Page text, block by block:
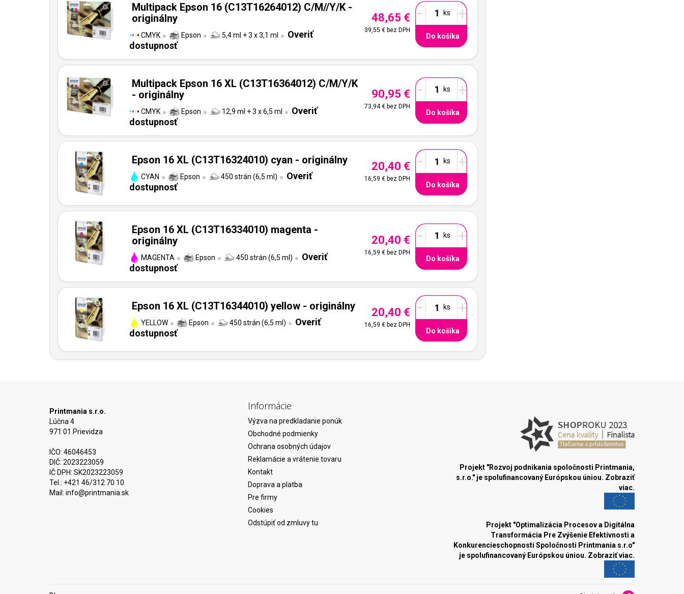
Multipack Epson 16 (C13T16264012) C/M//Y/K -
originálny
CMYK Epson 5,4 ml + 3 x 3,1 ml
Overiť
dostupnosť
48,65 €
39,55 €bez DPH
- +
Do košíka
Multipack Epson 16 XL (C13T16364012) C/M/Y/K
- originálny
CMYK Epson 12,9 ml + 3 x 6,5 ml
Overiť
dostupnosť
90,95 €
73,94 €bez DPH
- +
Do košíka
Epson 16 XL (C13T16324010) cyan - originálny
CYAN Epson 450 strán (6,5 ml)
Overiť
dostupnosť
20,40 €
16,59 €bez DPH
- +
Do košíka
Epson 16 XL (C13T16334010) magenta -
originálny
MAGENTA Epson 450 strán (6,5 ml)
Overiť
dostupnosť
20,40 €
16,59 €bez DPH
- +
Do košíka
Epson 16 XL (C13T16344010) yellow - originálny
YELLOW Epson 450 strán (6,5 ml)
Overiť
dostupnosť
20,40 €
16,59 €bez DPH
- +
Do košíka
Printmania s.r.o.
Lúčna 4
971 01 Prievidza
IČO: 46046453
DIČ: 2023223059
IČ DPH: SK2023223059
Tel.: +421 46/312 70 10
Mail: info@printmania.sk
Informácie
Výzva na predkladanie ponúk
Obchodné podmienky
Ochrana osobných údajov
Reklamácie a vrátenie tovaru
Kontakt
Doprava a platba
Pre firmy
Cookies
Odstúpiť od zmluvy tu
Projekt "Rozvoj podnikania spoločnosti Printmania,
s.r.o." je spolufinancovaný Európskou úniou. Zobraziť
viac.
Projekt "Optimalizácia Procesov a Digitálna
Transformácia Pre Zvýšenie Efektívnosti a
Konkurencieschopnosti Spoločnosti Printmania s.r.o"
je spolufinancovaný Európskou úniou. Zobraziť viac.